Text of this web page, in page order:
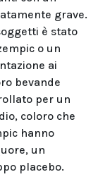
grave.
è stato
o un
ai
bevande
per un
coloro che
hanno
un
placebo.